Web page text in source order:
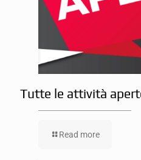
Tutte le attività
Read more